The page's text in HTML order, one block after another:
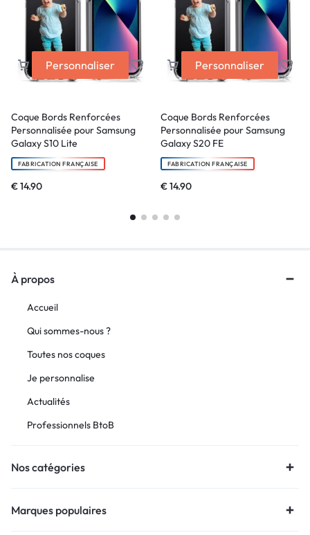
Personnaliser
Coque Bords Renforcées
Personnalisée pour Samsung
Galaxy S10 Lite
FABRICATION FRANÇAISE
€14.90
Personnaliser
Coque Bords Renforcées
Personnalisée pour Samsung
Galaxy S20 FE
FABRICATION FRANÇAISE
€14.90
À propos
Accueil
Qui sommes-nous ?
Toutes nos coques
Je personnalise
Actualités
Professionnels BtoB
Nos catégories
Marques populaires